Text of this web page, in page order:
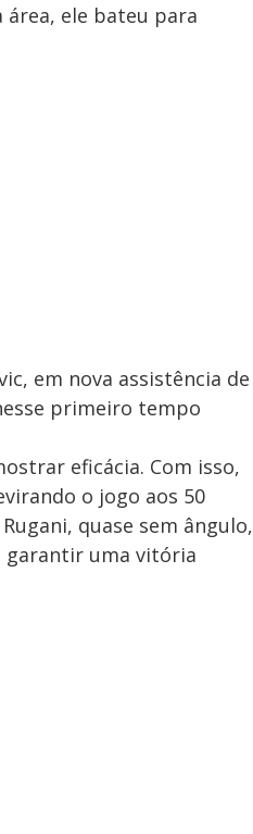
ele bateu para
em nova assistência de
primeiro tempo
eficácia. Com isso,
o jogo aos 50
quase sem ângulo,
garantir uma vitória